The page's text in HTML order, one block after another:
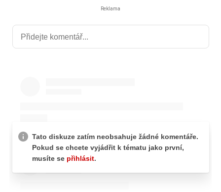
Reklama